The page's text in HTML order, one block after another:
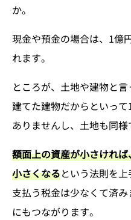
か。
現金や預金の場合は、1億
れます。
ところが、土地や建物と
建てた建物だからといっ
ありませんし、土地も同様
額面上の資産が小さけれ
小さくなるという法則を
支払う税金は少なくて済
にもつながります。